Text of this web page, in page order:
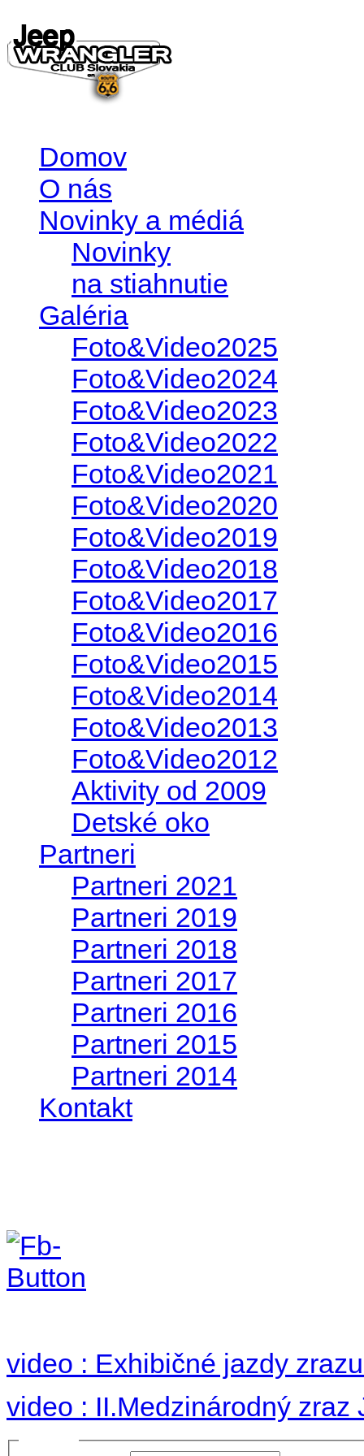
Domov
O nás
Novinky a médiá
Novinky
na stiahnutie
Galéria
Foto&Video2025
Foto&Video2024
Foto&Video2023
Foto&Video2022
Foto&Video2021
Foto&Video2020
Foto&Video2019
Foto&Video2018
Foto&Video2017
Foto&Video2016
Foto&Video2015
Foto&Video2014
Foto&Video2013
Foto&Video2012
Aktivity od 2009
Detské oko
Partneri
Partneri 2021
Partneri 2019
Partneri 2018
Partneri 2017
Partneri 2016
Partneri 2015
Partneri 2014
Kontakt
video : Exhibičné jazdy
video : II.Medzinárodný zraz